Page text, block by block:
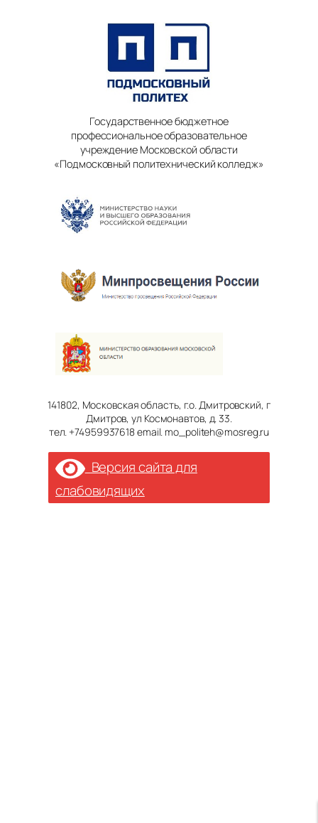
Государственное бюджетное
профессиональное образовательное
учреждение Московской области
«Подмосковный политехнический колледж»
141802, Московская область, г.о. Дмитровский, г
Дмитров, ул Космонавтов, д. 33.
тел. +74959937618 email. mo_politeh@mosreg.ru
Версия сайта для
слабовидящих